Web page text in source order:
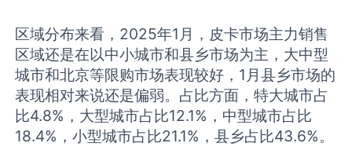
区域分布来看，2025年1月，皮卡市场主力销售
区域还是在以中小城市和县乡市场为主，大中型
城市和北京等限购市场表现较好，1月县乡市场的
表现相对来说还是偏弱。占比方面，特大城市占
比4.8%，大型城市占比12.1%，中型城市占比
18.4%，小型城市占比21.1%，县乡占比43.6%。